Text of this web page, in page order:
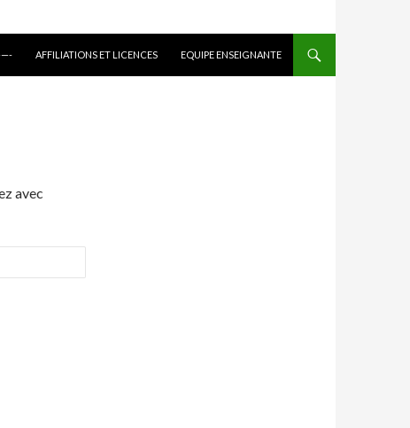
AFFILIATIONS ET LICENCES EQUIPE ENSEIGNANTE
avec